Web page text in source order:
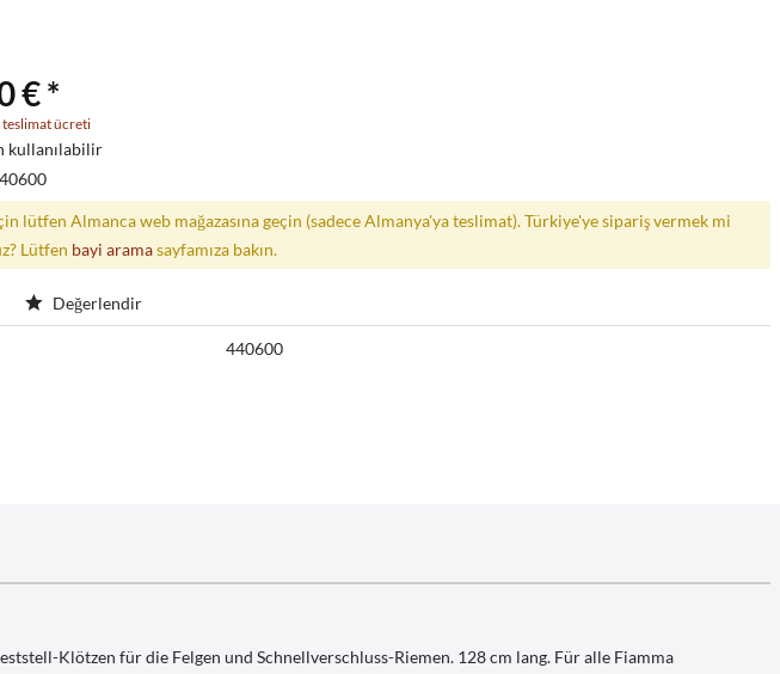
€ *
teslimat ücreti
kullanılabilir
lütfen Almanca web mağazasına geçin (sadece Almanya'ya teslimat). Türkiye'ye sipariş vermek mi
Lütfen bayi aramasayfamıza bakın.
Değerlendir
440600
Klötzen für die Felgen und Schnellverschluss-Riemen. 128 cm lang. Für alle Fiamma